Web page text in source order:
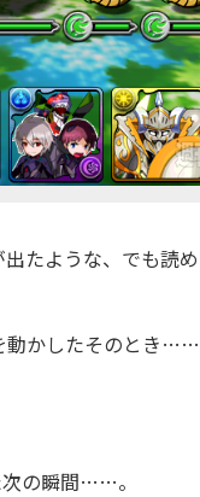
たような、でも読
かしたそのとき……
の瞬間……。